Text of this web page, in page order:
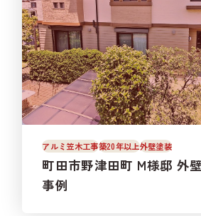
アルミ笠木工事築20年以上外壁塗装
町田市野津田町 M様邸 外
事例